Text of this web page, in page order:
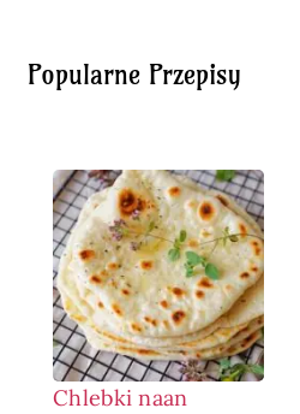
Popularne Przepisy
Chlebki naan